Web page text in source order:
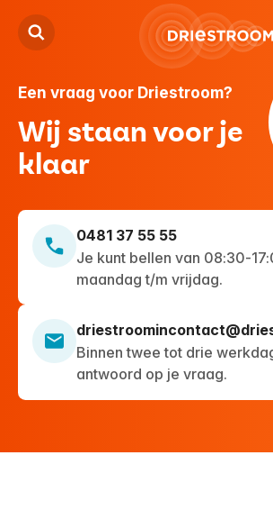
Kind
Jeugd
Locaties
Over ons
Contact
Verwijzers
Vacatures9
Een vraag voor Driestroom?
Wij staan voor je
klaar
0481 37 55 55
Je kunt bellen van 08:30-
maandag t/m vrijdag.
Binnen twee tot drie
antwoord op je vraag.